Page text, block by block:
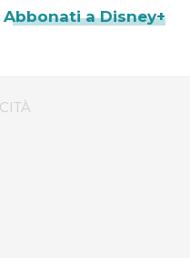
Abbonati a Disney+